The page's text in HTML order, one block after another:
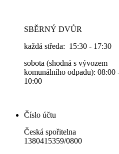
SBĚRNÝ DVŮR
každá středa: 15:30 - 17:30
sobota (shodná s vývozem
komunálního odpadu): 08:00
10:00
Číslo účtu
Česká spořitelna
1380415359/0800